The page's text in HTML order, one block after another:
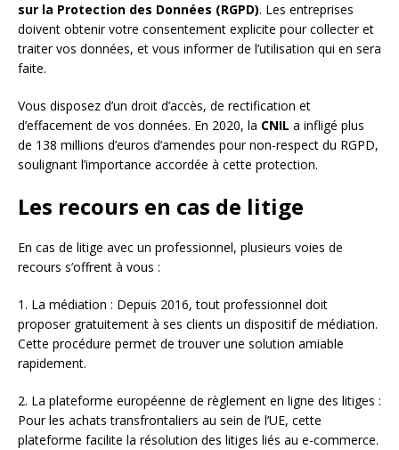
sur la Protection des Données (RGPD). Les entreprises
doivent obtenir votre consentement explicite pour collecter et
traiter vos données, et vous informer de l’utilisation qui en sera
faite.
Vous disposez d’un droit d’accès, de rectification et
d’effacement de vos données. En 2020, la CNIL a infligé plus
de 138 millions d’euros d’amendes pour non-respect du RGPD,
soulignant l’importance accordée à cette protection.
Les recours en cas de litige
En cas de litige avec un professionnel, plusieurs voies de
recours s’offrent à vous :
1. La médiation : Depuis 2016, tout professionnel doit
proposer gratuitement à ses clients un dispositif de médiation.
Cette procédure permet de trouver une solution amiable
rapidement.
2. La plateforme européenne de règlement en ligne des litiges :
Pour les achats transfrontaliers au sein de l’UE, cette
plateforme facilite la résolution des litiges liés au e-commerce.